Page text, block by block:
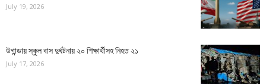
July 19, 2026
উগান্ডায় স্কুল বাস দুর্ঘটনায় ২০ শিক্ষার্থীসহ নিহত ২১
July 17, 2026